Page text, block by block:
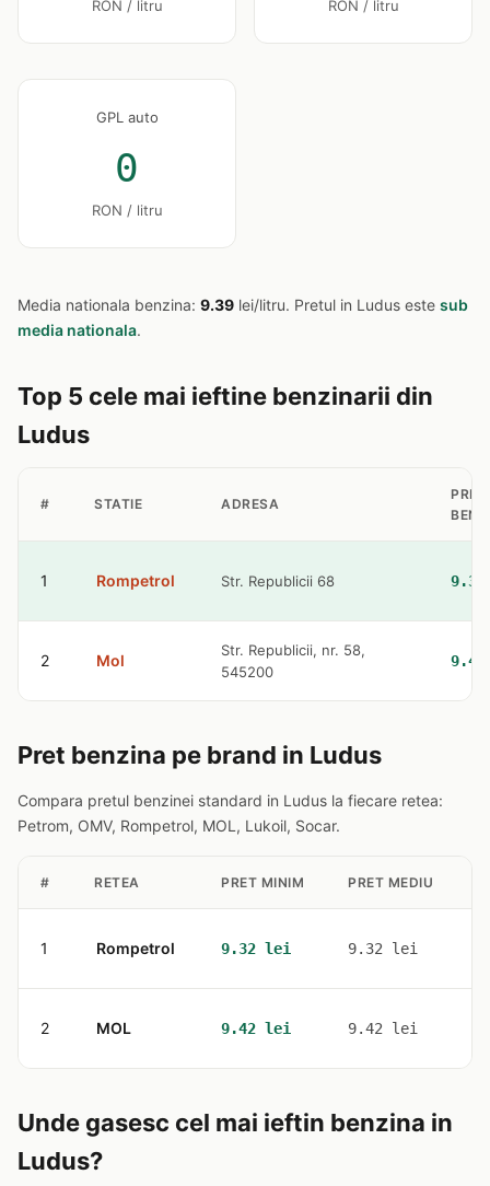
RON / litru RON / litru
GPL auto
0
RON / litru
Media nationala benzina: 9.39 lei/litru. Pretul in Ludus este sub
media nationala.
Top 5 cele mai ieftine benzinarii din
Ludus
# STATIE ADRESA
PRET
1 Rompetrol Str. Republicii 68
2 Mol
Str. Republicii, nr. 58,
545200
Pret benzina pe brand in Ludus
Compara pretul benzinei standard in Ludus la fiecare retea:
Petrom, OMV, Rompetrol, MOL, Lukoil, Socar.
# RETEA PRET MINIM PRET MEDIU
1 Rompetrol 9.32 lei 9.32 lei
2 MOL 9.42 lei 9.42 lei
Unde gasesc cel mai ieftin benzina in
Ludus?